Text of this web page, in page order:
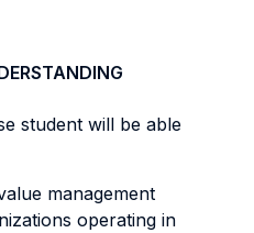
student will be able
management
operating in